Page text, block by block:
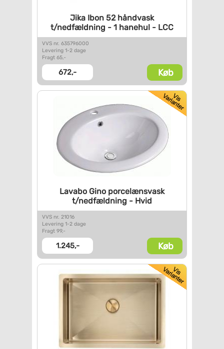
Jika Ibon 52 håndvask
t/nedfældning - 1 hanehul - LCC
VVS nr. 635796000
Levering 1-2 dage
Fragt 65,-
672,- Køb
Lavabo Gino porcelænsvask
t/nedfældning - Hvid
VVS nr. 21016
Levering 1-2 dage
Fragt 99,-
1.245,- Køb